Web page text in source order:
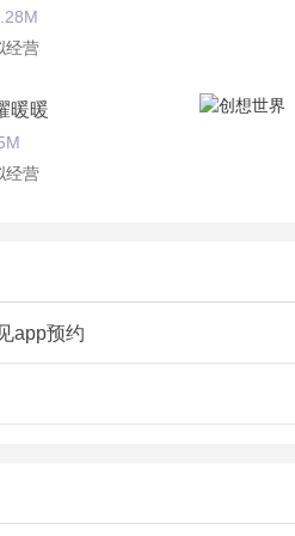
经营
暖暖
经营
经营
app预约